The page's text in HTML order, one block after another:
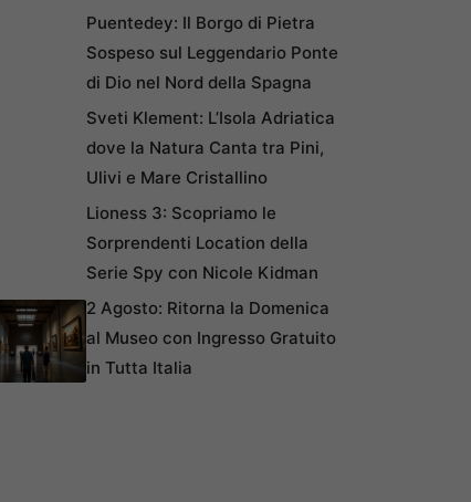
Puentedey: Il Borgo di Pietra
Sospeso sul Leggendario Ponte
di Dio nel Nord della Spagna
Sveti Klement: L’Isola Adriatica
dove la Natura Canta tra Pini,
Ulivi e Mare Cristallino
Lioness 3: Scopriamo le
Sorprendenti Location della
Serie Spy con Nicole Kidman
2 Agosto: Ritorna la Domenica
al Museo con Ingresso Gratuito
in Tutta Italia